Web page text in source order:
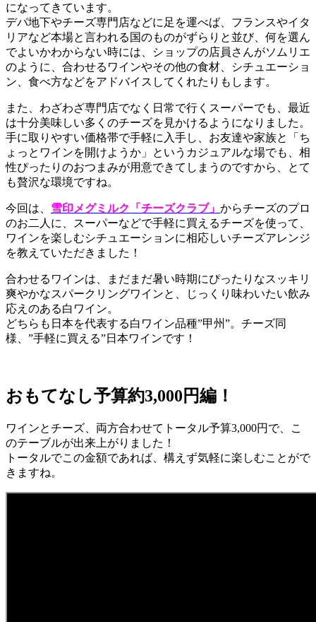
になってきています。
デパ地下やチーズ専門店などに足を運べば、フランスやイタ
リアなど本場と言われる国のものがずらりと並び、何を選ん
でよいかわからない時には、ショップの店員さんがソムリエ
のように、合わせるワインやその他の食材、シチュエーショ
ン、食べ方などをアドバイスしてくれたりもします。
また、わざわざ専門店でなく日常で行くスーパーでも、最近
は十分美味しい多くのチーズを見かけるようになりました。
手に取りやすい価格帯で手軽に入手し、お友達や家族と「ち
ょっとワインを開けようか」というカジュアルな場でも、相
性ぴったりのおつまみが用意できてしまうのですから、とて
も贅沢な環境ですね。
今回は、 雪印メグミルク「チーズクラブ」 からチーズのプロ
のお二人に、スーパーなどで手軽に買えるチーズを使って、
ワインを楽しむシチュエーションに相応しいチーズアレンジ
を教えていただきました！
合わせるワインは、まだまだ暑い時期にぴったりなスッキリ
爽やかなスパークリングワインと、じっくり味わいたい飲み
応えのある白ワイン。
どちらも日本を代表する白ワイン品種”甲州”。チーズ同
様、”手軽に買える”日本ワインです！
おもてなし予算約3,000円編！
ワインとチーズ、両方合わせてトータル予算3,000円で、こ
のテーブルが出来上がりました！
トータルでこの金額であれば、構えず気軽に楽しむことがで
きますね。